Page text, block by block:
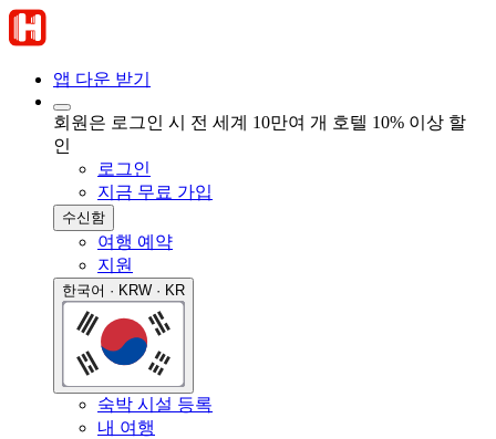
앱 다운 받기
회원은 로그인 시 전 세계 10만여 개 호텔 10% 이상 할
인
로그인
지금 무료 가입
수신함
여행 예약
지원
한국어 · KRW · KR
숙박 시설 등록
내 여행